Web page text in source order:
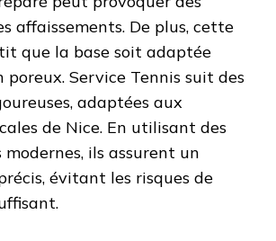
affaissements. De plus, cette
que la base soit adaptée
poreux. Service Tennis suit des
adaptées aux
de Nice. En utilisant des
ils assurent un
évitant les risques de